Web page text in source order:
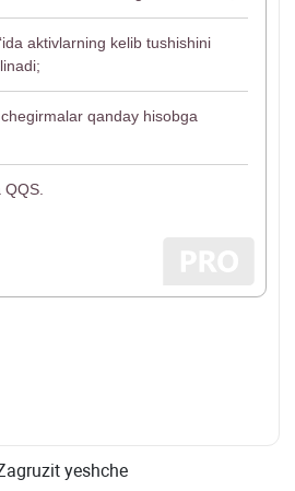
aktivlarning kelib tushishini
qanday hisobga
QQS.
yeshche